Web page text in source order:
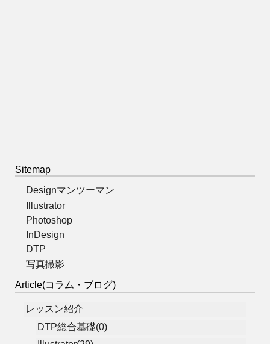
Sitemap
Designマンツーマン
Illustrator
Photoshop
InDesign
DTP
写真撮影
Article(コラム・ブログ)
レッスン紹介
DTP総合基礎(0)